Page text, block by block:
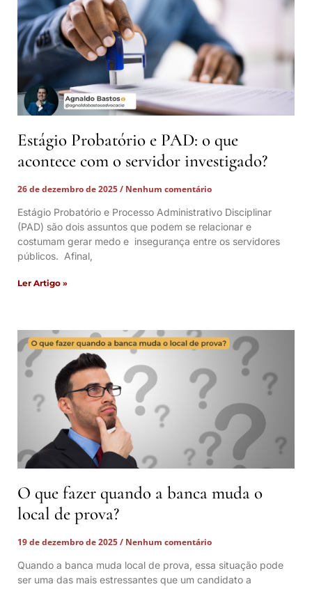
Estágio Probatório e PAD: o que
acontece com o servidor investigado?
26 de dezembro de 2025
Nenhum comentário
Estágio Probatório e Processo Administrativo Disciplinar
(PAD) são dois assuntos que podem se relacionar e
costumam gerar medo e insegurança entre os servidores
públicos. Afinal,
Ler Artigo »
O que fazer quando a banca muda o
local de prova?
19 de dezembro de 2025
Nenhum comentário
Quando a banca muda local de prova, essa situação pode
ser uma das mais estressantes que um candidato a